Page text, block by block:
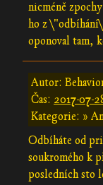
nicméně
ho z
oponoval tam,
Autor:
Čas: 2017-07-
Kategorie: »
Odbíháte od
soukromého k
posledních sto